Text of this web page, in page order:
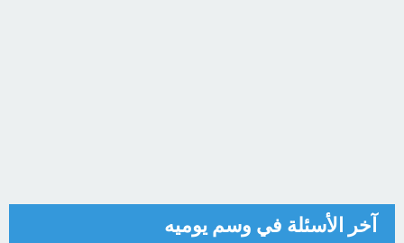
آخر الأسئلة في وسم يوميه